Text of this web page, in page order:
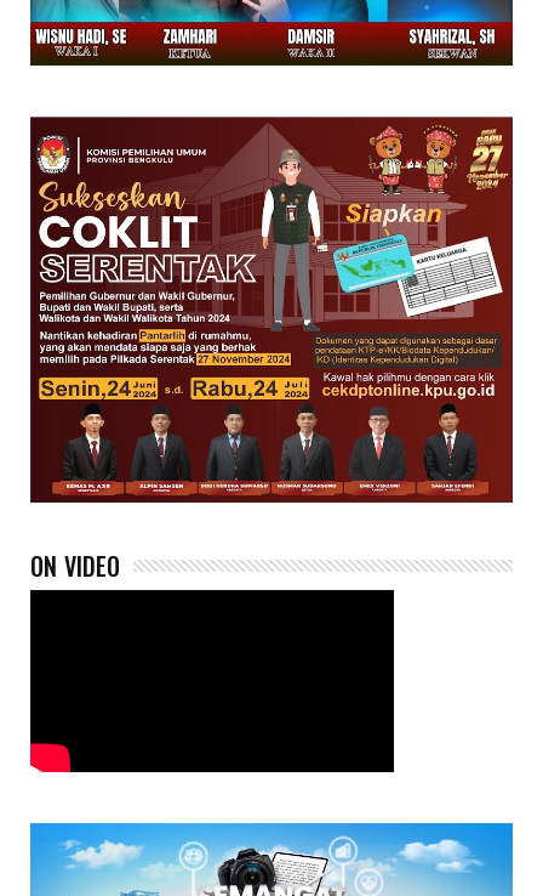
ON VIDEO